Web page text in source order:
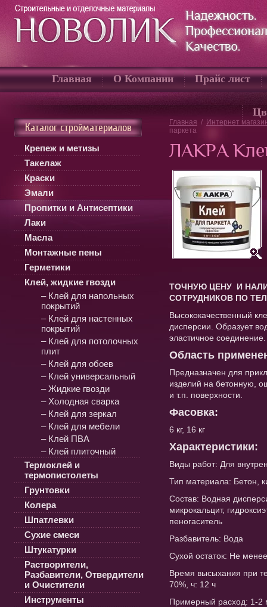
Главная О Компании Прайс лист
Каталог стройматериалов
Крепеж и метизы
Такелаж
Краски
Эмали
Пропитки и Антисептики
Лаки
Масла
Монтажные пены
Герметики
Клей, жидкие гвозди
– Клей для напольных
покрытий
– Клей для настенных
покрытий
– Клей для потолочных
плит
– Клей для обоев
– Клей универсальный
– Жидкие гвозди
– Холодная сварка
– Клей для зеркал
– Клей для мебели
– Клей ПВА
– Клей плиточный
Термоклей и
термопистолеты
Грунтовки
Колера
Шпатлевки
Сухие смеси
Штукатурки
Растворители,
Разбавители, Отвердители
и Очистители
Инструменты
Главная / Интернет
паркета
ЛАКРА
ТОЧНУЮ ЦЕНУ И
СОТРУДНИКОВ ПО
Высококачественный
дисперсии. Образует
эластичное соединение.
Область
Предназначен для
изделий на бетонную,
и т.п. поверхности.
Фасовка:
6 кг, 16 кг
Характеристики:
Виды работ: Для
Тип материала: Бетон,
Состав: Водная
микрокальцит,
пеногаситель
Разбавитель: Вода
Сухой остаток: Не
Время высыхания при
70%, ч: 12 ч
Примерный расход: 1-2